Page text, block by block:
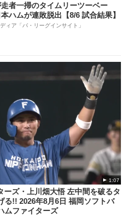
走者一掃のタイムリーツーベー
ハムが連敗脱出【8/6 試合結果】
ィア「パ・リーグインサイト」
1:07
ーズ・上川畑大悟 左中間を破るタ
る!! 2026年8月6日 福岡ソフトバ
ムファイターズ